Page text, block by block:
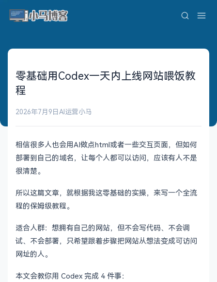
零基础用Codex一天内上线网站喂饭教
程
2026年7月9日AI运营小马
相信很多人也会用AI做点html或者一些交互页面，但如何
部署到自己的域名，让每个人都可以访问，应该有人不是
很清楚。
所以这篇文章，就根据我这零基础的实操，来写一个全流
程的保姆级教程。
适合人群：想拥有自己的网站，但不会写代码、不会调
试、不会部署，只希望跟着步骤把网站从想法变成可访问
网址的人。
本文会教你用 Codex 完成 4 件事：